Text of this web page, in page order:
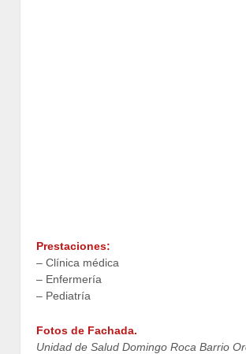
Prestaciones:
– Clínica médica
– Enfermería
– Pediatría
Fotos de Fachada.
Unidad de Salud Domingo Roca Barrio